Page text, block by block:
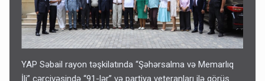
YAP Səbail rayon təşkilatında “Şəhərsalma və Memarlıq
İli” çərçivəsində “91-lər” və partiya veteranları ilə görüş